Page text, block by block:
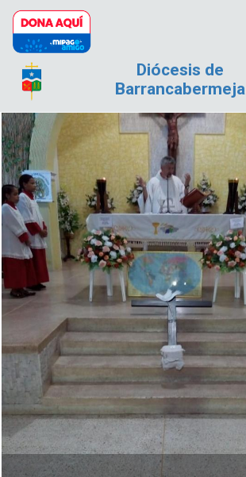
Pasar al contenido principal
Diócesis de
Barrancabermeja